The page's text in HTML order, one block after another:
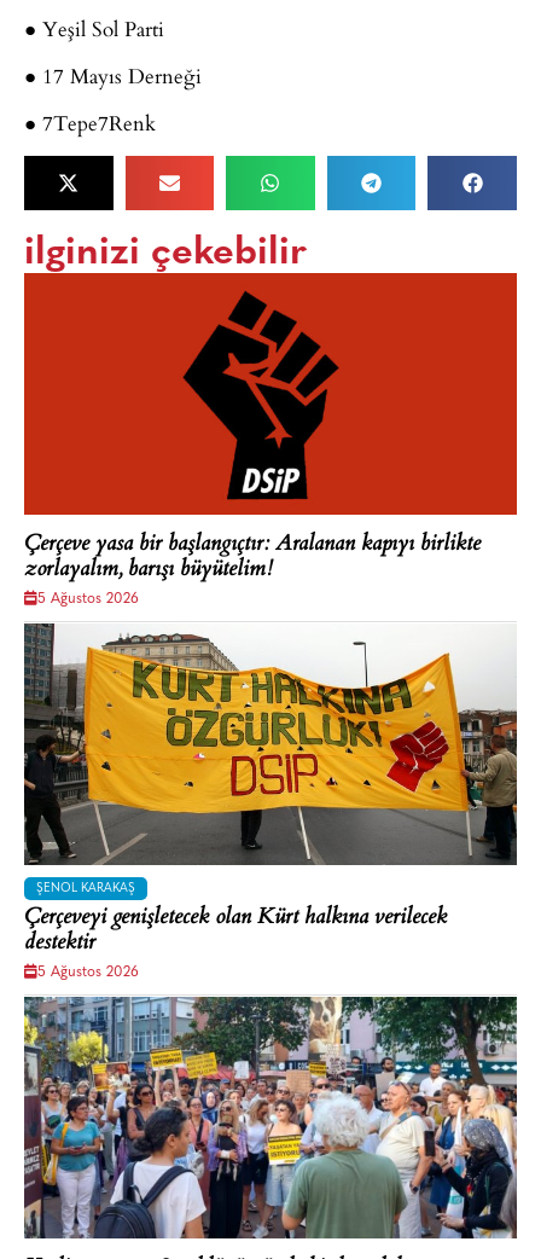
● Yeşil Sol Parti
● 17 Mayıs Derneği
● 7Tepe7Renk
ilginizi çekebilir
Çerçeve yasa bir başlangıçtır: Aralanan kapıyı birlikte
zorlayalım, barışı büyütelim!
5 Ağustos 2026
ŞENOL KARAKAŞ
Çerçeveyi genişletecek olan Kürt halkına verilecek
destektir
5 Ağustos 2026